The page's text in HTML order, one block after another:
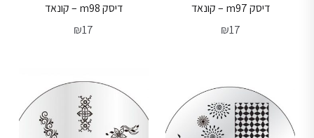
דיסק m97 – קונאד
₪17
דיסק m98 – קונאד
₪17